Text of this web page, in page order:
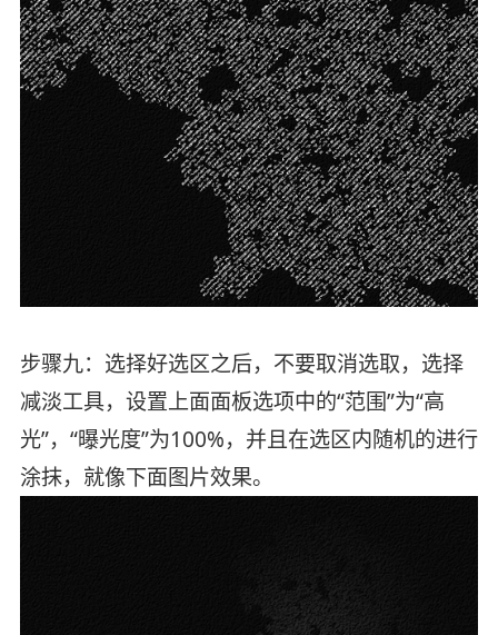
步骤九：选择好选区之后，不要取消选取，选择
减淡工具，设置上面面板选项中的“范围”为“高
光”，“曝光度”为100%，并且在选区内随机的进行
涂抹，就像下面图片效果。